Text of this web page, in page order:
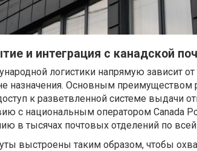
и интеграция с канадской
логистики напрямую зависит от
назначения. Основным
к разветвленной системе выдачи
с национальным оператором Canada
в тысячах почтовых отделений по всей
выстроены таким образом, чтобы